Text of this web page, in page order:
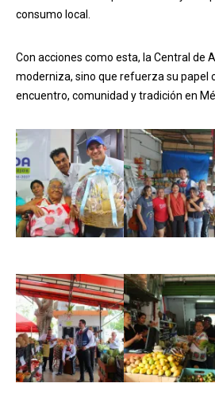
consumo local.
Con acciones como esta, la Central de
moderniza, sino que refuerza su papel
encuentro, comunidad y tradición en